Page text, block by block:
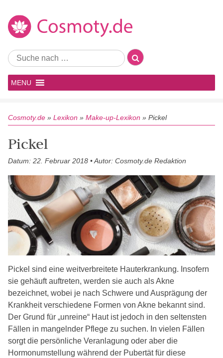
MENU
Cosmoty.de » Lexikon » Make-up-Lexikon » Pickel
Pickel
Datum: 22. Februar 2018 • Autor: Cosmoty.de Redaktion
Pickel sind eine weitverbreitete Hauterkrankung. Insofern
sie gehäuft auftreten, werden sie auch als Akne
bezeichnet, wobei je nach Schwere und Ausprägung der
Krankheit verschiedene Formen von Akne bekannt sind.
Der Grund für „unreine“ Haut ist jedoch in den seltensten
Fällen in mangelnder Pflege zu suchen. In vielen Fällen
sorgt die persönliche Veranlagung oder aber die
Hormonumstellung während der Pubertät für diese